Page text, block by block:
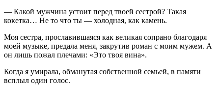
— Какой мужчина устоит перед твоей сестрой? Такая
кокетка… Не то что ты — холодная, как камень.
Моя сестра, прославившаяся как великая сопрано благодаря
моей музыке, предала меня, закрутив роман с моим мужем. А
он лишь пожал плечами: «Это твоя вина».
Когда я умирала, обманутая собственной семьей, в памяти
всплыл один голос.